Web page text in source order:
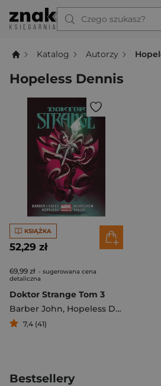
Czego szukasz?
Katalog Autorzy
Hopeless Dennis
KSIĄŻKA
52,29 zł
69,99 zł - sugerowana cena
detaliczna
Doktor Strange Tom 3
Barber John, Hopeless Dennis
7,4 (41)
Bestsellery